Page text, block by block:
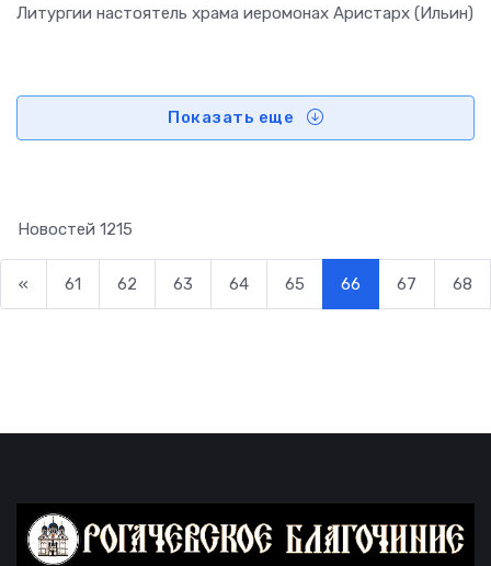
Литургии настоятель храма иеромонах Аристарх (Ильин)
Показать еще
Новостей 1215
« 61 62 63 64 65 66 67 68